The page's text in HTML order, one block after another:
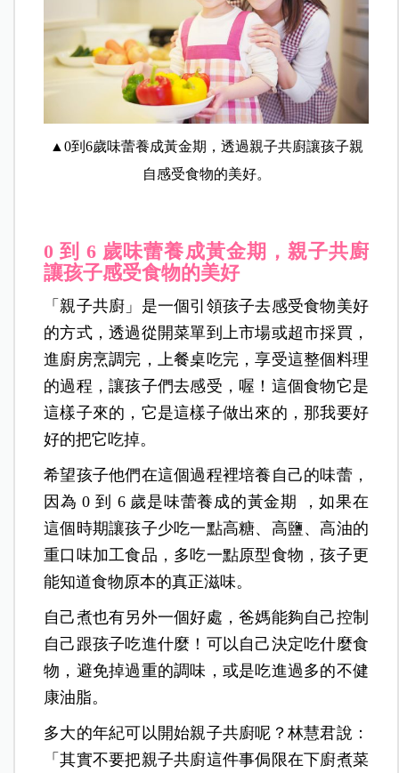
▲0到6歲味蕾養成黃金期，透過親子共廚讓孩子親
自感受食物的美好。
0 到 6 歲味蕾養成黃金期，親子共廚
讓孩子感受食物的美好
「親子共廚」是一個引領孩子去感受食物美好
的方式，透過從開菜單到上市場或超市採買，
進廚房烹調完，上餐桌吃完，享受這整個料理
的過程，讓孩子們去感受，喔！這個食物它是
這樣子來的，它是這樣子做出來的，那我要好
好的把它吃掉。
希望孩子他們在這個過程裡培養自己的味蕾，
因為 0 到 6 歲是味蕾養成的黃金期 ，如果在
這個時期讓孩子少吃一點高糖、高鹽、高油的
重口味加工食品，多吃一點原型食物，孩子更
能知道食物原本的真正滋味。
自己煮也有另外一個好處，爸媽能夠自己控制
自己跟孩子吃進什麼！可以自己決定吃什麼食
物，避免掉過重的調味，或是吃進過多的不健
康油脂。
多大的年紀可以開始親子共廚呢？林慧君說：
「其實不要把親子共廚這件事侷限在下廚煮菜